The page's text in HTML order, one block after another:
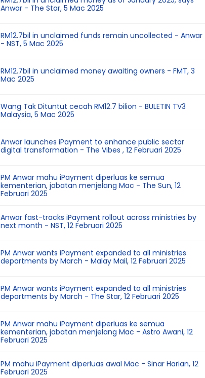
Anwar - The Star, 5 Mac 2025
RM12.7bil in unclaimed funds remain uncollected - Anwar
- NST, 5 Mac 2025
RM12.7bil in unclaimed money awaiting owners - FMT, 3
Mac 2025
Wang Tak Dituntut cecah RM12.7 bilion - BULETIN TV3
Malaysia, 5 Mac 2025
Anwar launches iPayment to enhance public sector
digital transformation - The Vibes , 12 Februari 2025
PM Anwar mahu iPayment diperluas ke semua
kementerian, jabatan menjelang Mac - The Sun, 12
Februari 2025
Anwar fast-tracks iPayment rollout across ministries by
next month - NST, 12 Februari 2025
PM Anwar wants iPayment expanded to all ministries
departments by March - Malay Mail, 12 Februari 2025
PM Anwar wants iPayment expanded to all ministries
departments by March - The Star, 12 Februari 2025
PM Anwar mahu iPayment diperluas ke semua
kementerian, jabatan menjelang Mac - Astro Awani, 12
Februari 2025
PM mahu iPayment diperluas awal Mac - Sinar Harian, 12
Februari 2025